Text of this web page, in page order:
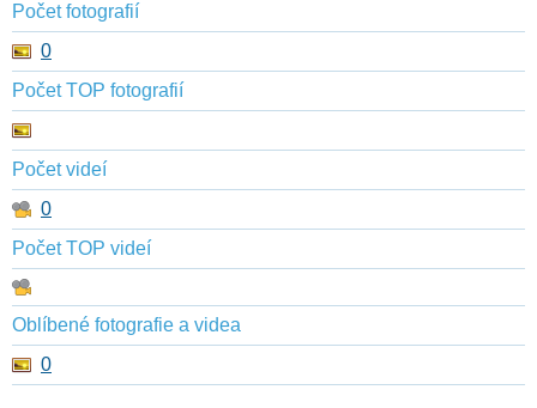
Počet fotografií
0
Počet TOP fotografií
Počet videí
0
Počet TOP videí
Oblíbené fotografie a videa
0